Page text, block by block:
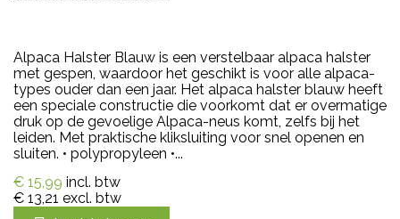
Alpaca Halster Blauw is een verstelbaar alpaca halster
met gespen, waardoor het geschikt is voor alle alpaca-
types ouder dan een jaar. Het alpaca halster blauw heeft
een speciale constructie die voorkomt dat er overmatige
druk op de gevoelige Alpaca-neus komt, zelfs bij het
leiden. Met praktische kliksluiting voor snel openen en
sluiten. • polypropyleen •...
€ 15,99 incl. btw
€ 13,21 excl. btw